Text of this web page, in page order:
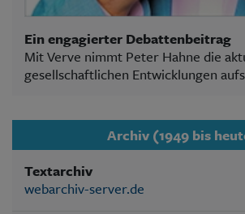
Ein engagierter Debattenbeitrag
Mit Verve nimmt Peter Hahne die
gesellschaftlichen Entwicklungen
Archiv (1949 bis
Textarchiv
webarchiv-server.de